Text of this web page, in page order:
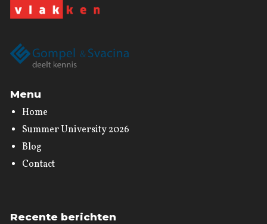
Menu
Home
Summer University 2026
Blog
Contact
Recente berichten